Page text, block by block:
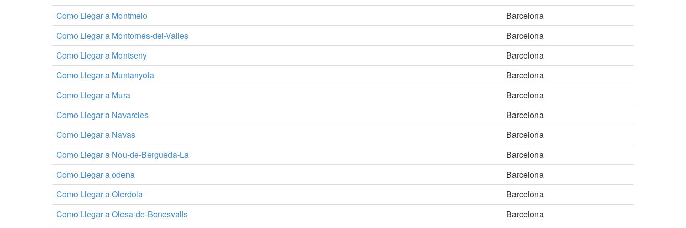
Como Llegar a Montmelo
Barcelona
Como Llegar a Montornes-del-Valles
Barcelona
Como Llegar a Montseny
Barcelona
Como Llegar a Muntanyola
Barcelona
Como Llegar a Mura
Barcelona
Como Llegar a Navarcles
Barcelona
Como Llegar a Navas
Barcelona
Como Llegar a Nou-de-Bergueda-La
Barcelona
Como Llegar a odena
Barcelona
Como Llegar a Olerdola
Barcelona
Como Llegar a Olesa-de-Bonesvalls
Barcelona